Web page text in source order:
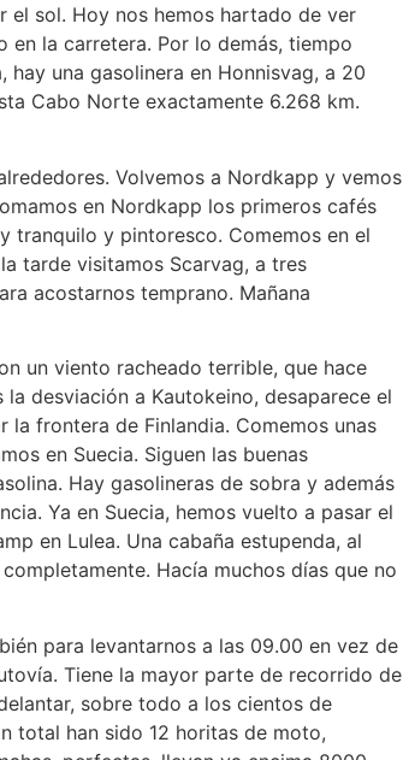
el sol. Hoy nos hemos hartado de ver
la carretera. Por lo demás, tiempo
una gasolinera en Honnisvag, a 20
Cabo Norte exactamente 6.268 km.
Volvemos a Nordkapp y vemos
en Nordkapp los primeros cafés
tranquilo y pintoresco. Comemos en el
tarde visitamos Scarvag, a tres
acostarnos temprano. Mañana
un viento racheado terrible, que hace
desviación a Kautokeino, desaparece el
frontera de Finlandia. Comemos unas
en Suecia. Siguen las buenas
Hay gasolineras de sobra y además
Ya en Suecia, hemos vuelto a pasar el
en Lulea. Una cabaña estupenda, al
Hacía muchos días que no
para levantarnos a las 09.00 en vez de
Tiene la mayor parte de recorrido de
sobre todo a los cientos de
total han sido 12 horitas de moto,